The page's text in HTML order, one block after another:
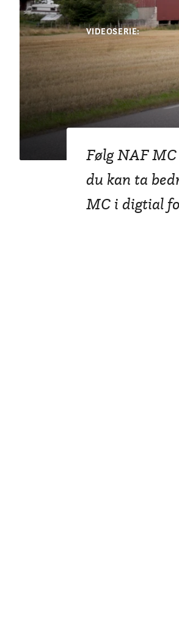
VIDEOSERIE:
Bli
Følg NAF
du kan ta
MC i digtial